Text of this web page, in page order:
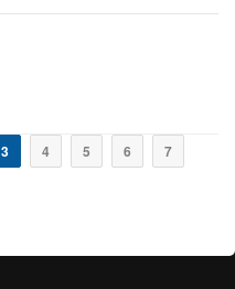
3 4 5 6
7